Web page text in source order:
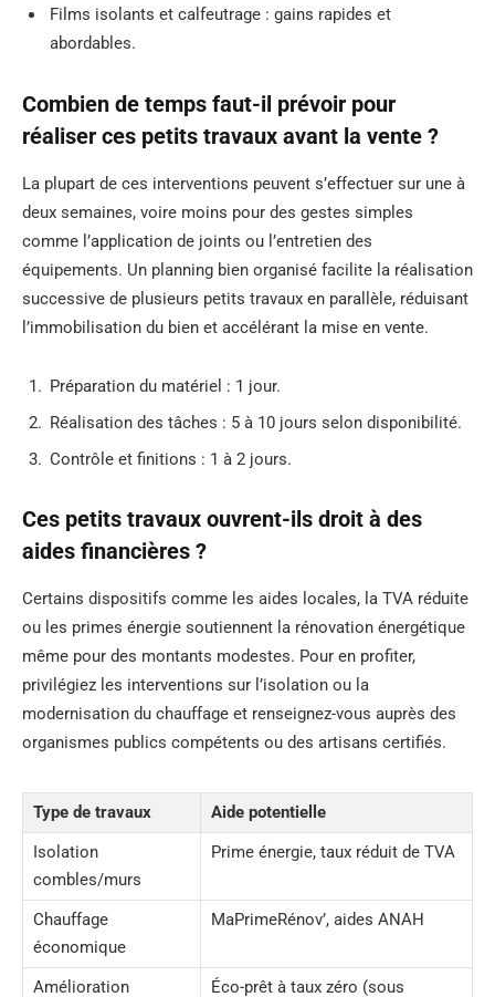
Films isolants et calfeutrage : gains rapides et
abordables.
Combien de temps faut-il prévoir pour
réaliser ces petits travaux avant la vente ?
La plupart de ces interventions peuvent s’effectuer sur une à
deux semaines, voire moins pour des gestes simples
comme l’application de joints ou l’entretien des
équipements. Un planning bien organisé facilite la réalisation
successive de plusieurs petits travaux en parallèle, réduisant
l’immobilisation du bien et accélérant la mise en vente.
Préparation du matériel : 1 jour.
Réalisation des tâches : 5 à 10 jours selon disponibilité.
Contrôle et finitions : 1 à 2 jours.
Ces petits travaux ouvrent-ils droit à des
aides financières ?
Certains dispositifs comme les aides locales, la TVA réduite
ou les primes énergie soutiennent la rénovation énergétique
même pour des montants modestes. Pour en profiter,
privilégiez les interventions sur l’isolation ou la
modernisation du chauffage et renseignez-vous auprès des
organismes publics compétents ou des artisans certifiés.
Type de travaux
Aide potentielle
Isolation
combles/murs
Prime énergie, taux réduit de TVA
Chauffage
économique
MaPrimeRénov’, aides ANAH
Amélioration Éco-prêt à taux zéro (sous